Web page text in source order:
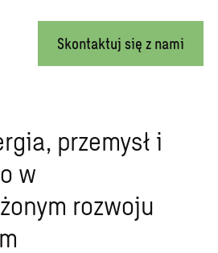
Skontaktuj się z nami
przemysł i
w
rozwoju